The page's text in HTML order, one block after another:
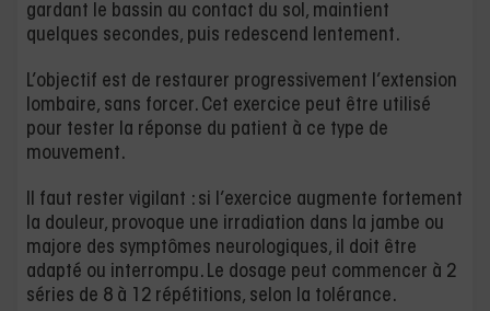
gardant le bassin au contact du sol, maintient
quelques secondes, puis redescend lentement.
L’objectif est de restaurer progressivement l’extension
lombaire, sans forcer. Cet exercice peut être utilisé
pour tester la réponse du patient à ce type de
mouvement.
Il faut rester vigilant : si l’exercice augmente fortement
la douleur, provoque une irradiation dans la jambe ou
majore des symptômes neurologiques, il doit être
adapté ou interrompu. Le dosage peut commencer à 2
séries de 8 à 12 répétitions, selon la tolérance.